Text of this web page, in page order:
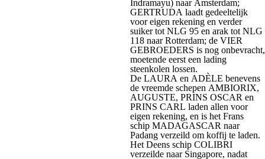
Indramayu) naar Amsterdam;
GERTRUDA laadt gedeeltelijk
voor eigen rekening en verder
suiker tot NLG 95 en arak tot NLG
118 naar Rotterdam; de VIER
GEBROEDERS is nog onbevracht,
moetende eerst een lading
steenkolen lossen.
De LAURA en ADÈLE benevens
de vreemde schepen AMBIORIX,
AUGUSTE, PRINS OSCAR en
PRINS CARL laden allen voor
eigen rekening, en is het Frans
schip MADAGASCAR naar
Padang verzeild om koffij te laden.
Het Deens schip COLIBRI
verzeilde naar Singapore, nadat